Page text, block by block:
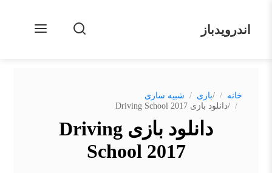
اندرویدباز
خانه /بازی
شبیه سازی
/دانلود بازی Driving School 2017
دانلود بازی Driving
School 2017